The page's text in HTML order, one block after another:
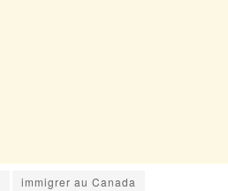
immigrer au Canada